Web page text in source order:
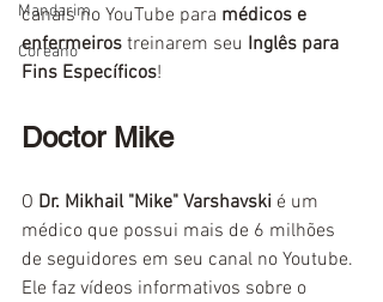
Mandarim
Coreano
canais no YouTube para médicos e
enfermeiros treinarem seu Inglês para
Fins Específicos!
Doctor Mike
O Dr. Mikhail "Mike" Varshavski é um
médico que possui mais de 6 milhões
de seguidores em seu canal no Youtube.
Ele faz vídeos informativos sobre o